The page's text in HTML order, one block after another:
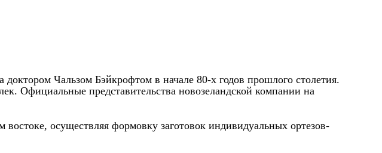
Чальзом Бэйкрофтом в начале 80-х годов прошлого столетия.
Официальные представительства новозеландской компании на
осуществляя формовку заготовок индивидуальных ортезов-